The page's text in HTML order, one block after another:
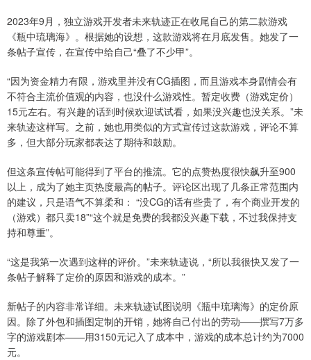
2023年9月，独立游戏开发者未来轨迹正在收尾自己的第二款游戏
《瓶中琉璃海》。根据她的设想，这款游戏将在月底发售。她发了一
条帖子宣传，在宣传中给自己“叠了不少甲”。
“因为资金精力有限，游戏里并没有CG插图，而且游戏本身剧情会有
不符合主流价值观的内容，也没什么游戏性。暂定收费（游戏定价）
15元左右。有兴趣的话到时候欢迎试试看，如果没兴趣也没关系。”未
来轨迹这样写。之前，她也用类似的方式宣传过这款游戏，评论不算
多，但大部分玩家都表达了期待和鼓励。
但这条宣传帖可能得到了平台的推流。它的点赞热度很快飙升至900
以上，成为了她主页热度最高的帖子。评论区出现了几条正常范围内
的建议，只是语气不算柔和： “没CG的话有些贵了，有个商业开发的
（游戏）都只卖18”“这个就是免费的我都没兴趣下载，不过我保持支
持和尊重”。
“这是我第一次遇到这样的评价。”未来轨迹说，“所以我很快又发了一
条帖子解释了定价的原因和游戏的成本。”
新帖子的内容非常详细。未来轨迹试图说明《瓶中琉璃海》的定价原
因。除了外包和插图定制的开销，她将自己付出的劳动——撰写7万多
字的游戏剧本——用3150元记入了成本中，游戏的成本总计约为7000
元。